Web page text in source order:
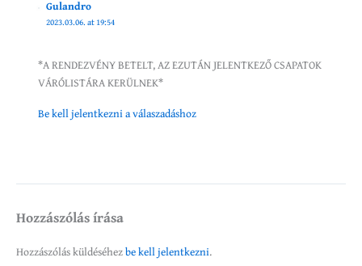
Gulandro
2023.03.06. at 19:54
*A RENDEZVÉNY BETELT, AZ EZUTÁN JELENTKEZŐ CSAPATOK
VÁRÓLISTÁRA KERÜLNEK*
Be kell jelentkezni a válaszadáshoz
Hozzászólás írása
Hozzászólás küldéséhezbe kell jelentkezni.